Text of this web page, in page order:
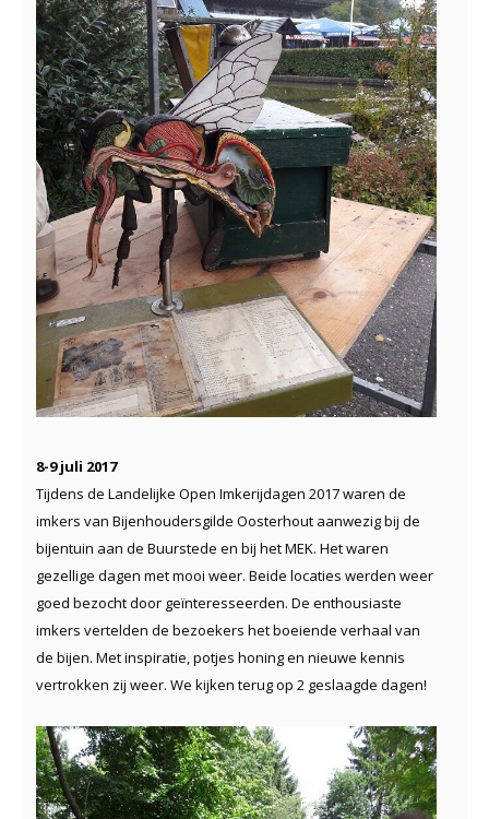
8-9 juli 2017
Tijdens de Landelijke Open Imkerijdagen 2017 waren de
imkers van Bijenhoudersgilde Oosterhout aanwezig bij de
bijentuin aan de Buurstede en bij het MEK. Het waren
gezellige dagen met mooi weer. Beide locaties werden weer
goed bezocht door geïnteresseerden. De enthousiaste
imkers vertelden de bezoekers het boeiende verhaal van
de bijen. Met inspiratie, potjes honing en nieuwe kennis
vertrokken zij weer. We kijken terug op 2 geslaagde dagen!